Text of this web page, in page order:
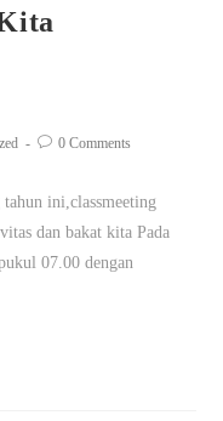
0 Comments
tahun ini,classmeeting
dan bakat kita Pada
07.00 dengan